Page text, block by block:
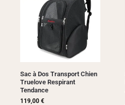
Sac à Dos Transport Chien
Truelove Respirant
Tendance
119,00 €